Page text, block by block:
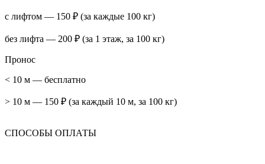
с лифтом — 150 ₽ (за каждые 100 кг)
без лифта — 200 ₽ (за 1 этаж, за 100 кг)
Пронос
< 10 м — бесплатно
> 10 м — 150 ₽ (за каждый 10 м, за 100 кг)
СПОСОБЫ ОПЛАТЫ